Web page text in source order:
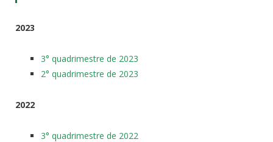
2023
3° quadrimestre de 2023
2° quadrimestre de 2023
2022
3° quadrimestre de 2022